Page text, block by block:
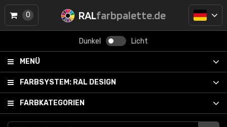
RALfarbpalette.de
Dunkel Licht
MENÜ
FARBSYSTEM: RAL DESIGN
FARBKATEGORIEN
0